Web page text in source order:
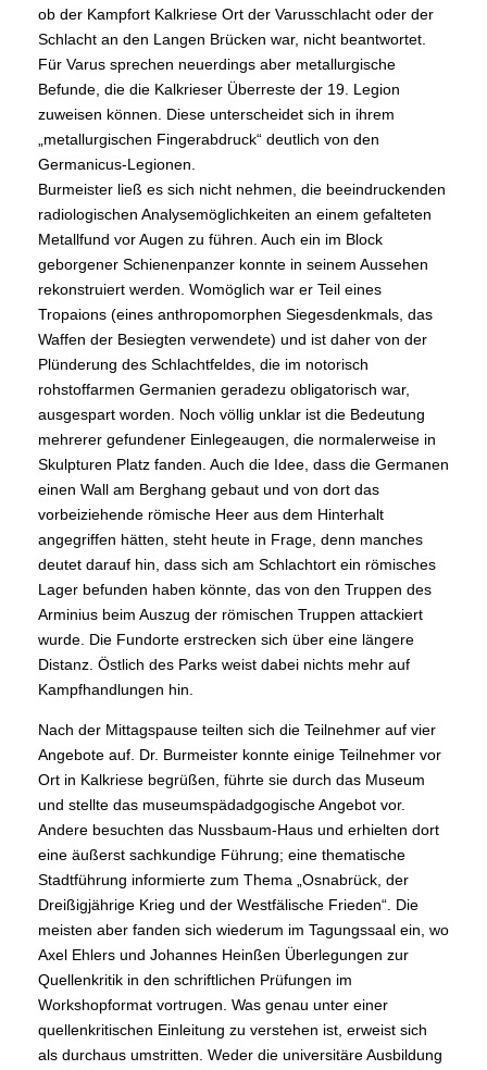
ob der Kampfort Kalkriese Ort der Varusschlacht oder der
Schlacht an den Langen Brücken war, nicht beantwortet.
Für Varus sprechen neuerdings aber metallurgische
Befunde, die die Kalkrieser Überreste der 19. Legion
zuweisen können. Diese unterscheidet sich in ihrem
„metallurgischen Fingerabdruck“ deutlich von den
Germanicus-Legionen.
Burmeister ließ es sich nicht nehmen, die beeindruckenden
radiologischen Analysemöglichkeiten an einem gefalteten
Metallfund vor Augen zu führen. Auch ein im Block
geborgener Schienenpanzer konnte in seinem Aussehen
rekonstruiert werden. Womöglich war er Teil eines
Tropaions (eines anthropomorphen Siegesdenkmals, das
Waffen der Besiegten verwendete) und ist daher von der
Plünderung des Schlachtfeldes, die im notorisch
rohstoffarmen Germanien geradezu obligatorisch war,
ausgespart worden. Noch völlig unklar ist die Bedeutung
mehrerer gefundener Einlegeaugen, die normalerweise in
Skulpturen Platz fanden. Auch die Idee, dass die Germanen
einen Wall am Berghang gebaut und von dort das
vorbeiziehende römische Heer aus dem Hinterhalt
angegriffen hätten, steht heute in Frage, denn manches
deutet darauf hin, dass sich am Schlachtort ein römisches
Lager befunden haben könnte, das von den Truppen des
Arminius beim Auszug der römischen Truppen attackiert
wurde. Die Fundorte erstrecken sich über eine längere
Distanz. Östlich des Parks weist dabei nichts mehr auf
Kampfhandlungen hin.
Nach der Mittagspause teilten sich die Teilnehmer auf vier
Angebote auf. Dr. Burmeister konnte einige Teilnehmer vor
Ort in Kalkriese begrüßen, führte sie durch das Museum
und stellte das museumspädadgogische Angebot vor.
Andere besuchten das Nussbaum-Haus und erhielten dort
eine äußerst sachkundige Führung; eine thematische
Stadtführung informierte zum Thema „Osnabrück, der
Dreißigjährige Krieg und der Westfälische Frieden“. Die
meisten aber fanden sich wiederum im Tagungssaal ein, wo
Axel Ehlers und Johannes Heinßen Überlegungen zur
Quellenkritik in den schriftlichen Prüfungen im
Workshopformat vortrugen. Was genau unter einer
quellenkritischen Einleitung zu verstehen ist, erweist sich
als durchaus umstritten. Weder die universitäre Ausbildung